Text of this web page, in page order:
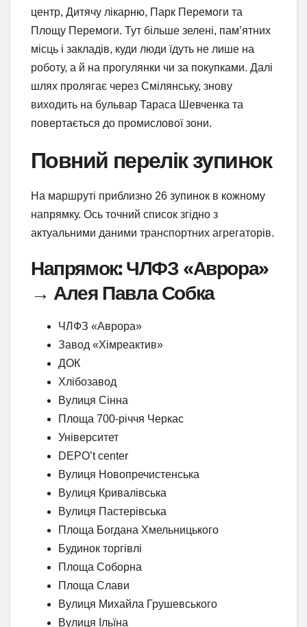
центр, Дитячу лікарню, Парк Перемоги та
Площу Перемоги. Тут більше зелені, пам’ятних
місць і закладів, куди люди їдуть не лише на
роботу, а й на прогулянки чи за покупками. Далі
шлях пролягає через Смілянську, знову
виходить на бульвар Тараса Шевченка та
повертається до промислової зони.
Повний перелік зупинок
На маршруті приблизно 26 зупинок в кожному
напрямку. Ось точний список згідно з
актуальними даними транспортних агрегаторів.
Напрямок: ЧЛФЗ «Аврора»
→ Алея Павла Собка
ЧЛФЗ «Аврора»
Завод «Хімреактив»
ДОК
Хлібозавод
Вулиця Сінна
Площа 700-річчя Черкас
Університет
DEPO’t center
Вулиця Новопречистенська
Вулиця Кривалівська
Вулиця Пастерівська
Площа Богдана Хмельницького
Будинок торгівлі
Площа Соборна
Площа Слави
Вулиця Михайла Грушевського
Вулиця Ільїна